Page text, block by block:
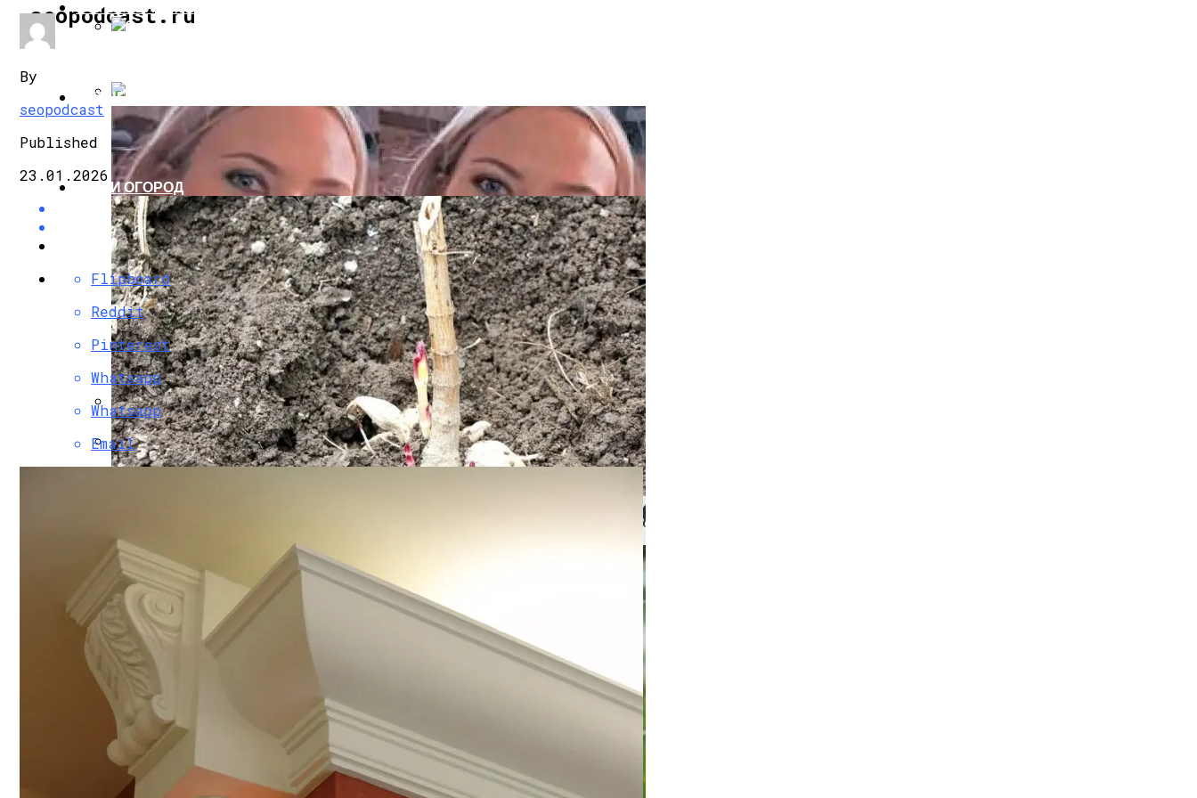
seopodcast.ru
СТРОИТЕЛЬСТВО И РЕМОНТ
Почему Плохо Греет Батарея Отопления И Что Делать
Как Используют Лепнину В Обустройстве Интерьеров?
БИЗНЕС И ФИНАНСЫ
5 Мифов О Работе Адвоката По Уголовным Делам
Актуальные Изменения В Административном Законодательстве: Что Изменилось
САД И ОГОРОД
Благоприятные Дни Для Высадки Георгинов В Открытый Грунт Весной 2024 Года
By
seopodcast
Published
23.01.2026
Flipboard
Reddit
Pinterest
Whatsapp
Whatsapp
Email